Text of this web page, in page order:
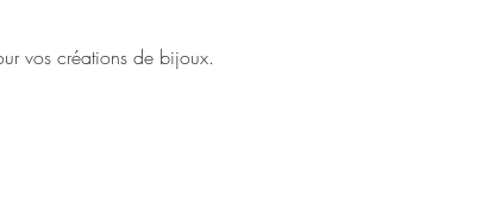
vos créations de bijoux.